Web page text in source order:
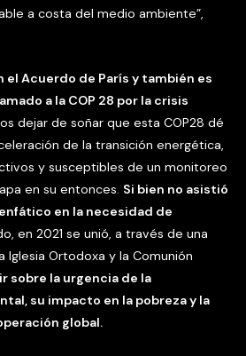
a costa del medio ambiente”,
el Acuerdo de París y también es
a la COP 28 por la crisis
dejar de soñar que esta COP28 dé
de la transición energética,
y susceptibles de un monitoreo
en su entonces. Si bien no asistió
en la necesidad de
en 2021 se unió, a través de una
Iglesia Ortodoxa y la Comunión
sobre la urgencia de la
su impacto en la pobreza y la
global.